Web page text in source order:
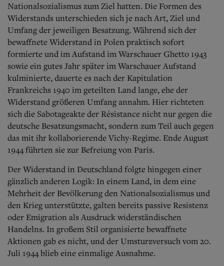
Aktuelle Ausgabe
Abonnenten-Login
Abonnent werden
Abo Prämien
Archiv
Mediadaten
Kontakt
Impressum
Datenschutz
Nationalsozialismus zum Ziel hatten. Die Formen des
Widerstands unterschieden sich je nach Art, Ziel und
Umfang der jeweiligen Besatzung. Während sich der
bewaffnete Widerstand in Polen praktisch sofort
formierte und im Aufstand im Warschauer Ghetto 1943
sowie ein gutes Jahr später im Warschauer Aufstand
kulminierte, dauerte es nach der Kapitulation
Frankreichs 1940 im geteilten Land lange, ehe der
Widerstand größeren Umfang annahm. Hier richteten
sich die Sabotageakte der Résistance nicht nur gegen die
deutsche Besatzungsmacht, sondern zum Teil auch gegen
das mit ihr kollaborierende Vichy-Regime. Ende August
1944 führten sie zur Befreiung von Paris.
Der Widerstand in Deutschland folgte hingegen einer
gänzlich anderen Logik: In einem Land, in dem eine
Mehrheit der Bevölkerung den Nationalsozialismus und
den Krieg unterstützte, galten bereits passive Resistenz
oder Emigration als Ausdruck widerständischen
Handelns. In großem Stil organisierte bewaffnete
Aktionen gab es nicht, und der Umsturzversuch vom 20.
Juli 1944 blieb eine einmalige Ausnahme.